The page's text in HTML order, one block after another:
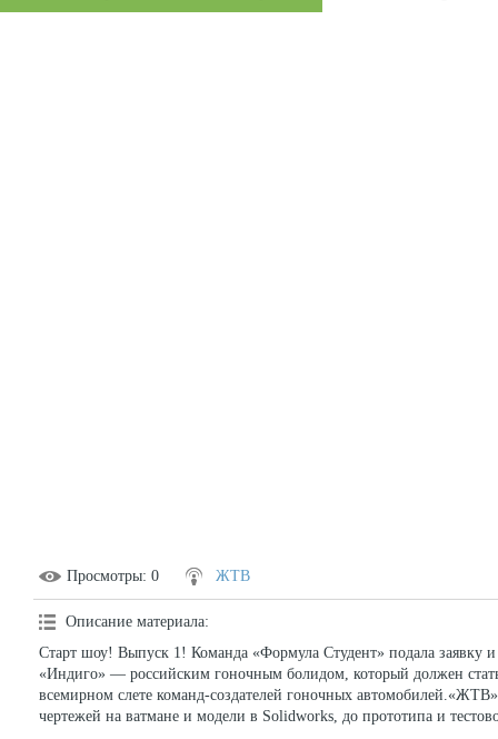
Просмотры: 0 ЖТВ
Описание материала:
Старт шоу! Выпуск 1! Команда «Формула Студент» подала заявку
«Индиго» — российским гоночным болидом, который должен
всемирном слете команд-создателей гоночных
чертежей на ватмане и модели в Solidworks, до прототипа и